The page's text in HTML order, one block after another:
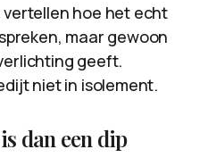
hoe het echt
maar gewoon
geeft.
niet in isolement.
dan een dip